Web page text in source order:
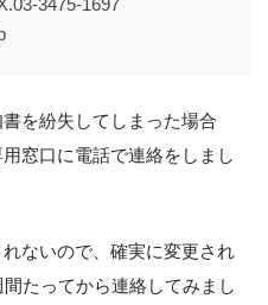
3475-1697
を紛失してしまった場合
窓口に電話で連絡をしまし
ないので、確実に変更され
たってから連絡してみまし